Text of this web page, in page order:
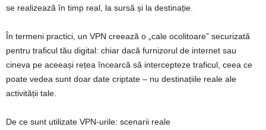
se realizează în timp real, la sursă și la destinație.
În termeni practici, un VPN creează o „cale ocolitoare” securizată
pentru traficul tău digital: chiar dacă furnizorul de internet sau
cineva pe aceeași rețea încearcă să intercepteze traficul, ceea ce
poate vedea sunt doar date criptate – nu destinațiile reale ale
activității tale.
De ce sunt utilizate VPN‑urile: scenarii reale